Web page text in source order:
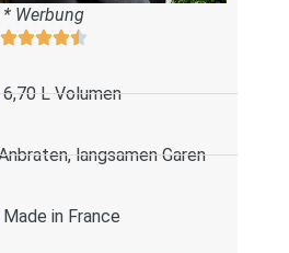
* Werbung
6,70 L Volumen
langsamen Garen
Made in France